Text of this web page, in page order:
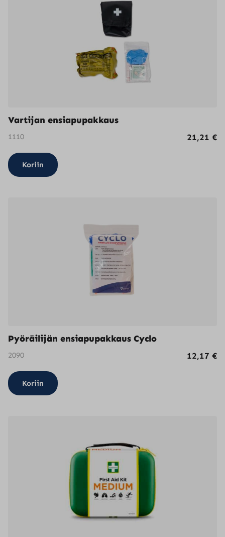
Vartijan ensiapupakkaus
1110 21,21 €
Koriin
Pyöräilijän ensiapupakkaus Cyclo
2090 12,17 €
Koriin